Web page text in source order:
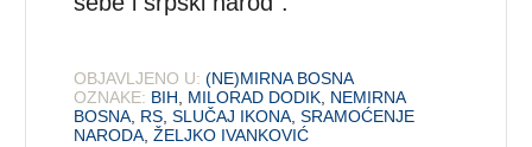
OBJAVLJENO U: (NE)MIRNA BOSNA
OZNAKE: BIH MILORAD DODIK NEMIRNA
BOSNA RS ,SLUČAJ IKONA ,SRAMOĆENJE
NARODA ,ŽELJKO IVANKOVIĆ